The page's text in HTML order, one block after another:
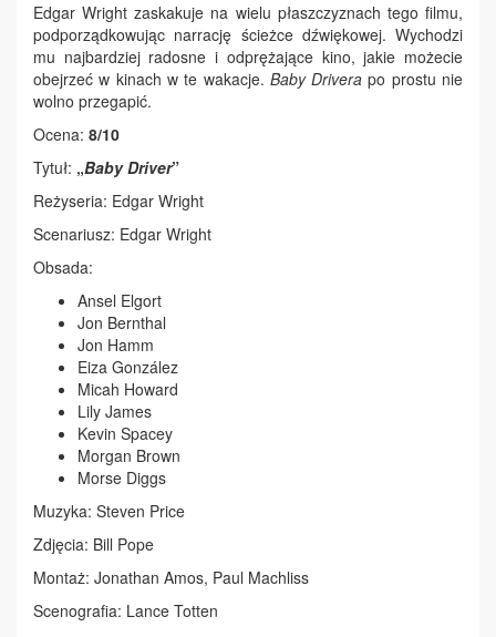
Edgar Wright zaskakuje na wielu płaszczyznach tego filmu,
podporządkowując narrację ścieżce dźwiękowej. Wychodzi
mu najbardziej radosne i odprężające kino, jakie możecie
obejrzeć w kinach w te wakacje. Baby Drivera po prostu nie
wolno przegapić.
Ocena: 8/10
Tytuł: „Baby Driver”
Reżyseria: Edgar Wright
Scenariusz: Edgar Wright
Obsada:
Ansel Elgort
Jon Bernthal
Jon Hamm
Eiza González
Micah Howard
Lily James
Kevin Spacey
Morgan Brown
Morse Diggs
Muzyka: Steven Price
Zdjęcia: Bill Pope
Montaż: Jonathan Amos, Paul Machliss
Scenografia: Lance Totten